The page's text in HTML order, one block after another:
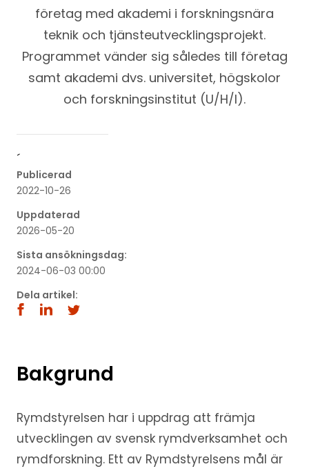
företag med akademi i forskningsnära
teknik och tjänsteutvecklingsprojekt.
Programmet vänder sig således till företag
samt akademi dvs. universitet, högskolor
och forskningsinstitut (U/H/I).
´
Publicerad
2022-10-26
Uppdaterad
2026-05-20
Sista ansökningsdag:
2024-06-03 00:00
Dela artikel:
Bakgrund
Rymdstyrelsen har i uppdrag att främja
utvecklingen av svensk rymdverksamhet och
rymdforskning. Ett av Rymdstyrelsens mål är